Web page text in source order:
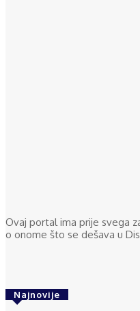
Ovaj portal ima prije svega
o onome što se dešava u
Najnovije